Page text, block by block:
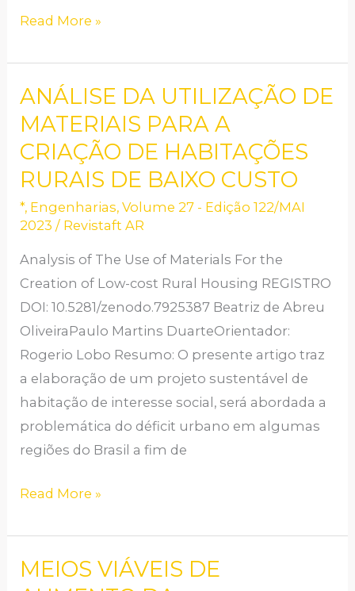
Read More »
ANÁLISE DA UTILIZAÇÃO DE
MATERIAIS PARA A
CRIAÇÃO DE HABITAÇÕES
RURAIS DE BAIXO CUSTO
*, Engenharias,Volume 27 - Edição 122/MAI
2023 / Revistaft AR
Analysis of The Use of Materials For the
Creation of Low-cost Rural Housing REGISTRO
DOI: 10.5281/zenodo.7925387 Beatriz de Abreu
OliveiraPaulo Martins DuarteOrientador:
Rogerio Lobo Resumo: O presente artigo traz
a elaboração de um projeto sustentável de
habitação de interesse social, será abordada a
problemática do déficit urbano em algumas
regiões do Brasil a fim de
ANÁLISE
DA
UTILIZAÇÃO
MATERIAIS
PARA
CRIAÇÃO
DE
HABITAÇÕES
RURAIS
DE
BAIXO
CUSTO
Read More »
MEIOS VIÁVEIS DE
MEIOS